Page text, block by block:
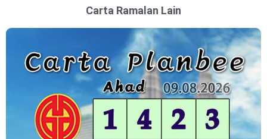
Carta Ramalan Lain